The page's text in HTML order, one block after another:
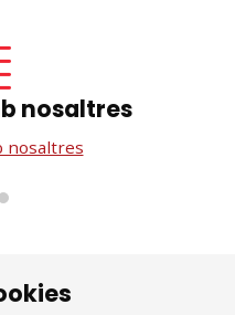
nosaltres
nosaltres